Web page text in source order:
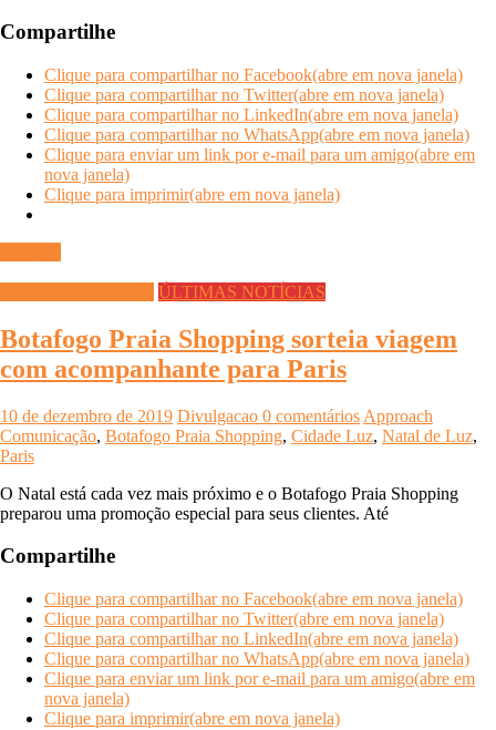
Compartilhe
Clique para compartilhar no Facebook(abre em nova janela)
Clique para compartilhar no Twitter(abre em nova janela)
Clique para compartilhar no LinkedIn(abre em nova janela)
Clique para compartilhar no WhatsApp(abre em nova janela)
Clique para enviar um link por e-mail para um amigo(abre em
nova janela)
Clique para imprimir(abre em nova janela)
ÚLTIMAS NOTÍCIAS
Botafogo Praia Shopping sorteia viagem
com acompanhante para Paris
10 de dezembro de 2019 Divulgacao 0 comentários Approach
Comunicação, Botafogo Praia Shopping, Cidade Luz, Natal de Luz,
Paris
O Natal está cada vez mais próximo e o Botafogo Praia Shopping
preparou uma promoção especial para seus clientes. Até
Compartilhe
Clique para compartilhar no Facebook(abre em nova janela)
Clique para compartilhar no Twitter(abre em nova janela)
Clique para compartilhar no LinkedIn(abre em nova janela)
Clique para compartilhar no WhatsApp(abre em nova janela)
Clique para enviar um link por e-mail para um amigo(abre em
nova janela)
Clique para imprimir(abre em nova janela)